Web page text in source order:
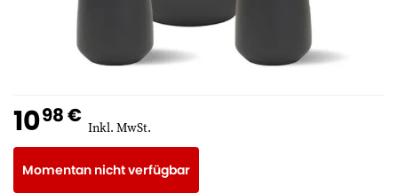
Momentan nicht verfügbar
1098 € Inkl. MwSt.